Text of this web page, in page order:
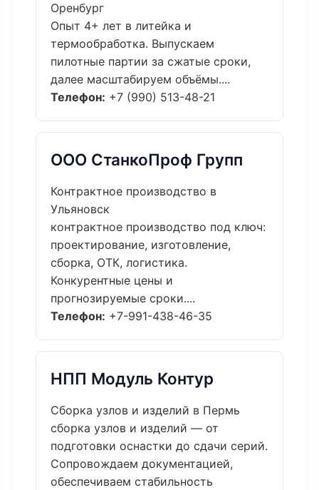
Оренбург
Опыт 4+ лет в литейка и
термообработка. Выпускаем
пилотные партии за сжатые сроки,
далее масштабируем объёмы....
Телефон: +7 (990) 513-48-21
ООО СтанкоПроф Групп
Контрактное производство в
Ульяновск
контрактное производство под ключ:
проектирование, изготовление,
сборка, ОТК, логистика.
Конкурентные цены и
прогнозируемые сроки....
Телефон: +7-991-438-46-35
НПП Модуль Контур
Сборка узлов и изделий в Пермь
сборка узлов и изделий — от
подготовки оснастки до сдачи серий.
Сопровождаем документацией,
обеспечиваем стабильность